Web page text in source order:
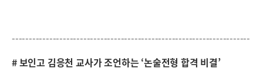
----------------------------------------------------------------------
# 보인고 김응천 교사가 조언하는 ‘논술전형 합격 비결’